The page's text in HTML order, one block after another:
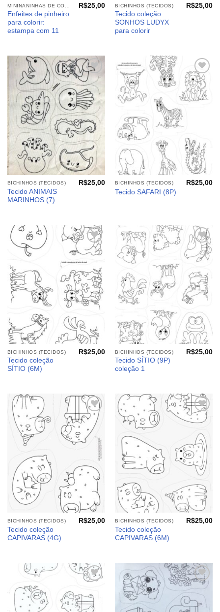
Enfeites de pinheiro
para colorir:
estampa com 11
R$25,00 BICHINHOS (TECIDOS)
Tecido coleção
SONHOS LUDYX
para colorir
R$25,00
Adicionar
aos
meus
desejos
BICHINHOS (TECIDOS)
Tecido ANIMAIS
MARINHOS (7)
R$25,00
Adicionar
aos
meus
desejos
BICHINHOS (TECIDOS)
Tecido SAFARI (8P)
R$25,00
Adicionar
aos
meus
desejos
BICHINHOS (TECIDOS)
Tecido coleção
SÍTIO (6M)
R$25,00
Adicionar
aos
meus
desejos
BICHINHOS (TECIDOS)
Tecido SÍTIO (9P)
coleção 1
R$25,00
Adicionar
meus
desejos
BICHINHOS (TECIDOS)
Tecido coleção
CAPIVARAS (4G)
R$25,00
Adicionar
meus
desejos
BICHINHOS (TECIDOS)
Tecido coleção
CAPIVARAS (6M)
R$25,00
aos
meus
desejos
Adicionar
aos
meus
desejos